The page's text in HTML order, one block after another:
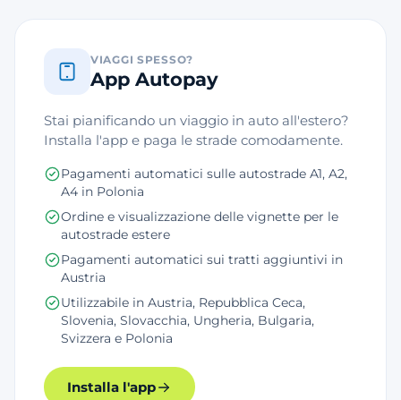
VIAGGI SPESSO?
App Autopay
Stai pianificando un viaggio in auto all'estero?
Installa l'app e paga le strade comodamente.
Pagamenti automatici sulle autostrade A1, A2,
A4 in Polonia
Ordine e visualizzazione delle vignette per le
autostrade estere
Pagamenti automatici sui tratti aggiuntivi in
Austria
Utilizzabile in Austria, Repubblica Ceca,
Slovenia, Slovacchia, Ungheria, Bulgaria,
Svizzera e Polonia
Installa l'app